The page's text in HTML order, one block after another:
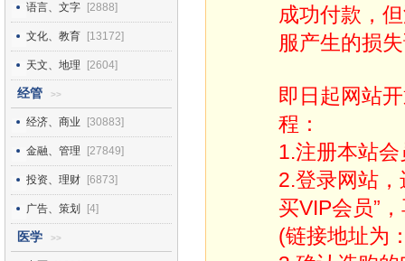
语言、文字 [2888]
文化、教育 [13172]
天文、地理 [2604]
经管 >>
经济、商业 [30883]
金融、管理 [27849]
投资、理财 [6873]
广告、策划 [4]
医学 >>
成功付款，
服产生的损
即日起网站
程：
1.注册本站会
2.登录网站，
买VIP会员”
(链接地址为